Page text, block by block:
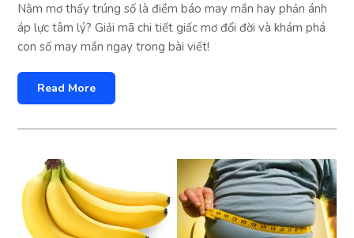
Nằm mơ thấy trúng số là điềm báo may mắn hay phản ánh
áp lực tâm lý? Giải mã chi tiết giấc mơ đổi đời và khám phá
con số may mắn ngay trong bài viết!
Read More